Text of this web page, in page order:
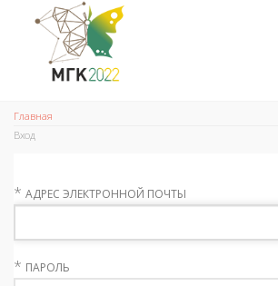
Главная
Вход
* АДРЕС ЭЛЕКТРОННОЙ ПОЧТЫ
* ПАРОЛЬ